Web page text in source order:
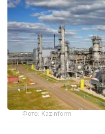
Фото: Kazinform